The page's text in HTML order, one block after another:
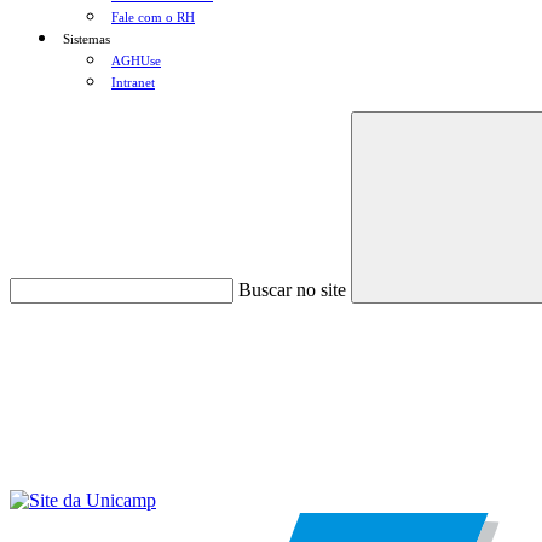
Fale com o RH
Sistemas
AGHUse
Intranet
Buscar no site